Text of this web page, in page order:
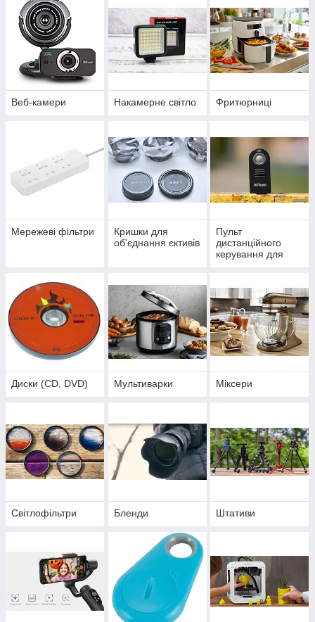
Веб-камери Накамерне світло Фритюрниці
Мережеві фільтри
Кришки для
об'єднання єктивів
Пульт
дистанційного
керування для
Диски (CD, DVD) Мультиварки Міксери
Світлофільтри Бленди Штативи